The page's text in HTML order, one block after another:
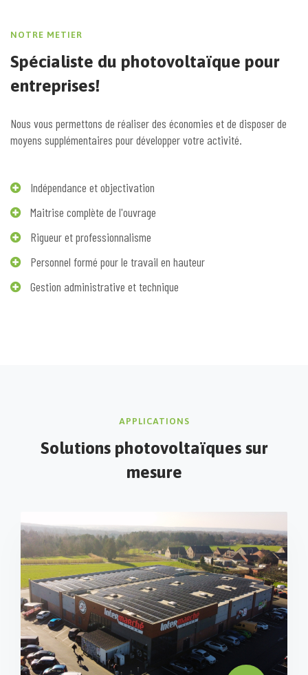
NOTRE METIER
Spécialiste du photovoltaïque pour
entreprises!
Nous vous permettons de réaliser des économies et de disposer de
moyens supplémentaires pour développer votre activité.
Indépendance et objectivation
Maitrise complète de l'ouvrage
Rigueur et professionnalisme
Personnel formé pour le travail en hauteur
Gestion administrative et technique
APPLICATIONS
Solutions photovoltaïques sur
mesure